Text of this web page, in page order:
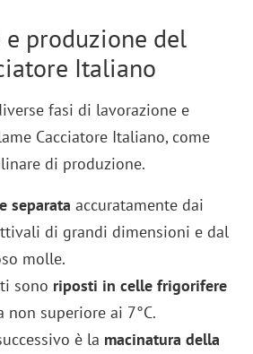
e produzione del
Italiano
fasi di lavorazione e
Cacciatore Italiano, come
di produzione.
separata accuratamente dai
di grandi dimensioni e dal
molle.
sono riposti in celle frigorifere
non superiore ai 7°C.
è la macinatura della